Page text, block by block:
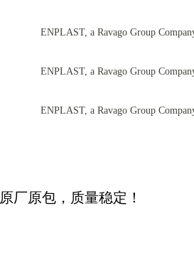
ENPLAST, a Ravago Group
ENPLAST, a Ravago Group
ENPLAST, a Ravago Group
原厂原包，质量稳定！